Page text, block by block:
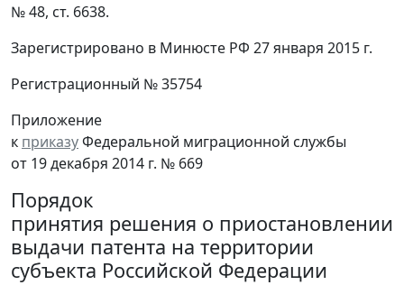
№ 48, ст. 6638.
Зарегистрировано в Минюсте РФ 27 января 2015 г.
Регистрационный № 35754
Приложение
к приказуФедеральной миграционной службы
от 19 декабря 2014 г. № 669
Порядок
принятия решения о приостановлении
выдачи патента на территории
субъекта Российской Федерации